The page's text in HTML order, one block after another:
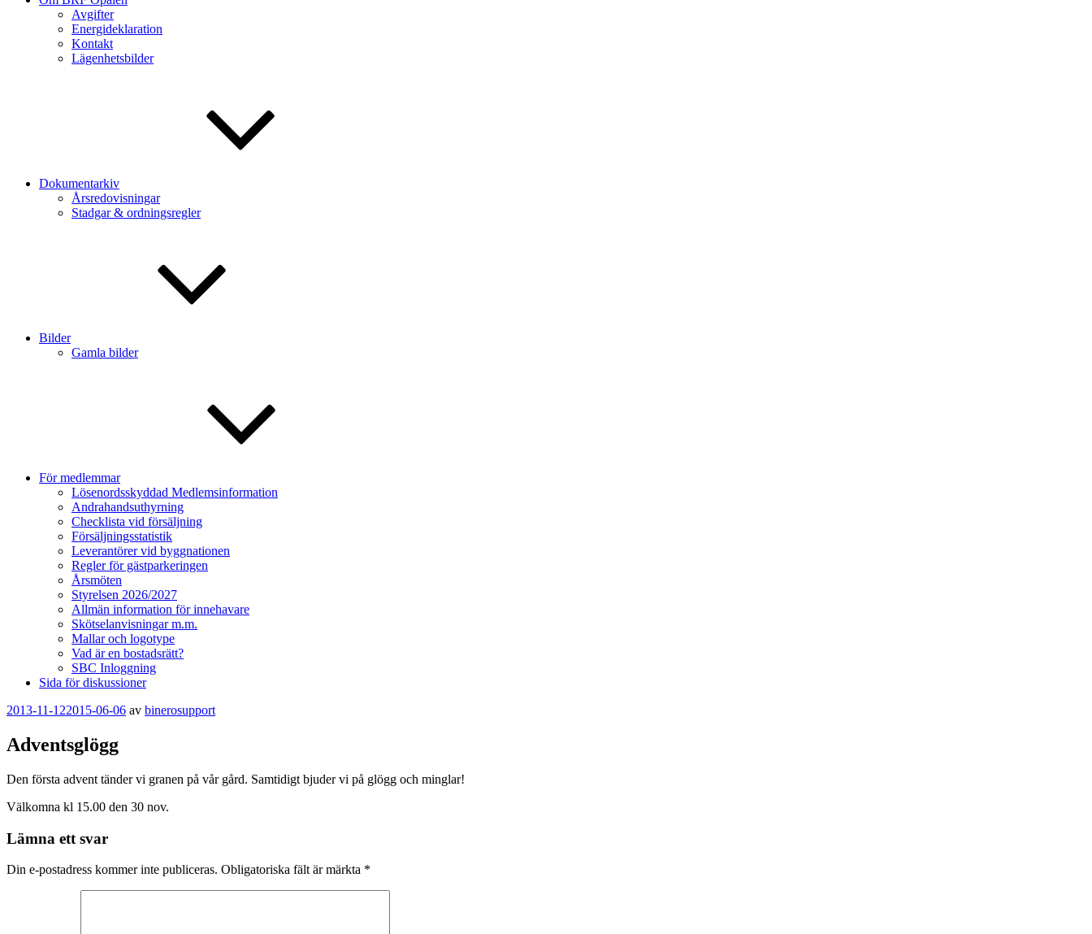
Avgifter
Energideklaration
Kontakt
Lägenhetsbilder
Dokumentarkiv
Årsredovisningar
Stadgar & ordningsregler
Bilder
Gamla bilder
För medlemmar
Lösenordsskyddad Medlemsinformation
Andrahandsuthyrning
Checklista vid försäljning
Försäljningsstatistik
Leverantörer vid byggnationen
Regler för gästparkeringen
Årsmöten
Styrelsen 2026/2027
Allmän information för innehavare
Skötselanvisningar m.m.
Mallar och logotype
Vad är en bostadsrätt?
SBC Inloggning
Sida för diskussioner
Publicerat
2013-11-122015-06-06 av binerosupport
Adventsglögg
Den första advent tänder vi granen på vår gård. Samtidigt bjuder vi på glögg och minglar!
Välkomna kl 15.00 den 30 nov.
Lämna ett svar
Din e-postadress kommer inte publiceras. Obligatoriska fält är märkta *